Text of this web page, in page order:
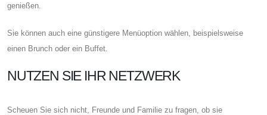
genießen.
Sie können auch eine günstigere Menüoption wählen, beispielsweise
einen Brunch oder ein Buffet.
NUTZEN SIE IHR NETZWERK
Scheuen Sie sich nicht, Freunde und Familie zu fragen, ob sie